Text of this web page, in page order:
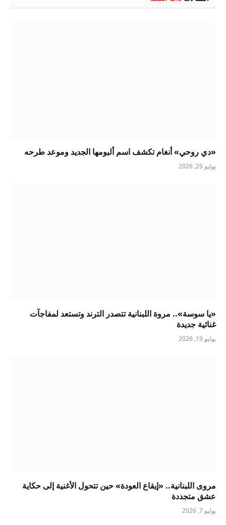
«دي روحي» أنغام تكشف اسم ألبومها الجديد وموعد طرحه
يوليو 29, 2026
«يا سوسة».. مروة اللبنانية تتصدر الترند وتستعد لمفاجآت
غنائية جديدة
يوليو 19, 2026
مروى اللبنانية.. «إيقاع العودة» حين تتحول الأغنية إلى حكاية
عشق متجددة
يوليو 7, 2026